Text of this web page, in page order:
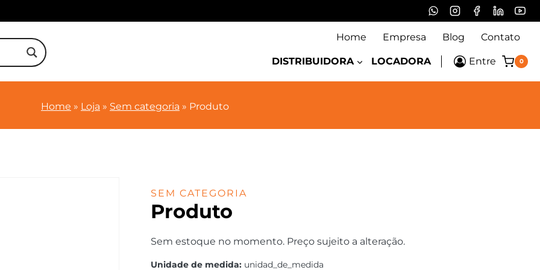
Home Empresa Blog Contato
DISTRIBUIDORA LOCADORA Entre 0
Home » Loja » Sem categoria » Produto
SEM CATEGORIA
Produto
Sem estoque no momento. Preço sujeito a alteração.
Unidade de medida:unidad_de_medida